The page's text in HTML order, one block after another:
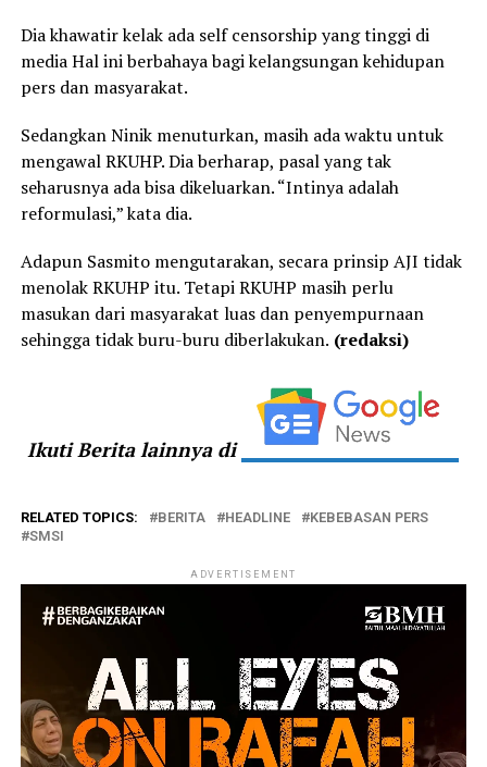
Dia khawatir kelak ada self censorship yang tinggi di
media Hal ini berbahaya bagi kelangsungan kehidupan
pers dan masyarakat.
Sedangkan Ninik menuturkan, masih ada waktu untuk
mengawal RKUHP. Dia berharap, pasal yang tak
seharusnya ada bisa dikeluarkan. “Intinya adalah
reformulasi,” kata dia.
Adapun Sasmito mengutarakan, secara prinsip AJI tidak
menolak RKUHP itu. Tetapi RKUHP masih perlu
masukan dari masyarakat luas dan penyempurnaan
sehingga tidak buru-buru diberlakukan. (redaksi)
Ikuti Berita lainnya di
RELATED TOPICS: BERITA HEADLINE
KEBEBASAN PERS
SMSI
ADVERTISEMENT